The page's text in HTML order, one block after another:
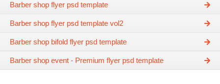
Barber shop flyer psd template
Barber shop flyer psd template vol2
Barber shop bifold flyer psd template
Barber shop event - Premium flyer psd template